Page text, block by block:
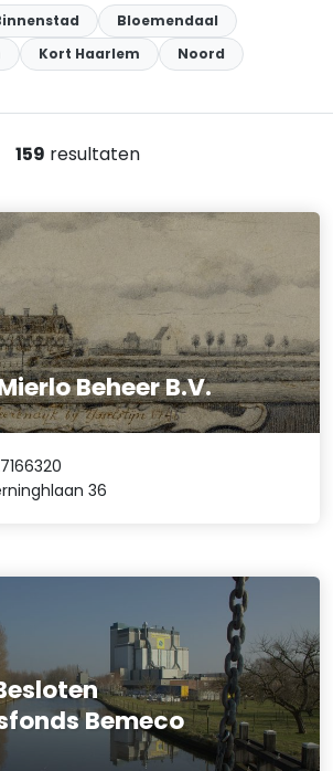
Bloemendaal
Kort Haarlem
Noord
159 resultaten
Beheer B.V.
36
Bemeco